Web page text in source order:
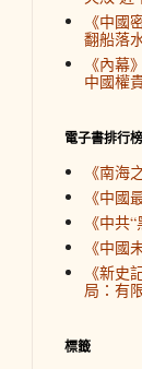
《中國
翻船落
《內幕
中國權
電子書排行榜
《南海
《中國
《中共“
《中國
《新史
局：有
標籤